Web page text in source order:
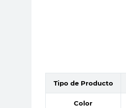
Tipo de Producto
Color